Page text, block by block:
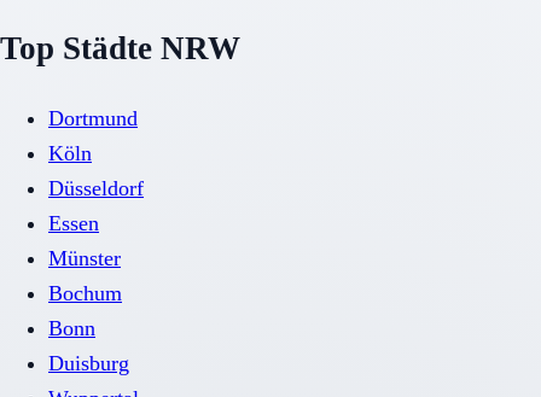
Top Städte NRW
Dortmund
Köln
Düsseldorf
Essen
Münster
Bochum
Bonn
Duisburg